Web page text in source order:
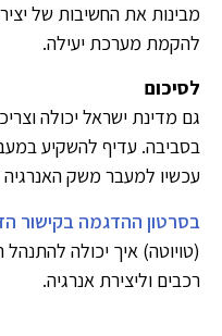
מבינות את החשיבות של
להקמת מערכת יעילה.
לסיכום
גם מדינת ישראל יכולה
בסביבה. עדיף להשקיע
עכשיו למעבר משק האנרגיה
בסרטון ההדגמה בקישור
(טויוטה) איך יכולה
רכבים וליצירת אנרגיה.